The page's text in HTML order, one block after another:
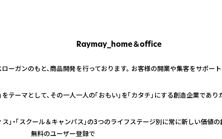
Raymay_home＆office
ーガンのもと、商品開発を行っております。 お客様の開業や集客をサポー
テーマとして、その一人一人の「おもい」を「カタチ」にする創造企業であり
ス」・「スクール＆キャンパス」の3つのライフステージ別に常に新しい価値
無料のユーザー登録で